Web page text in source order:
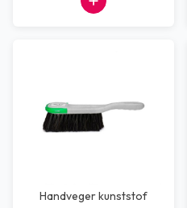
Handveger kunststof